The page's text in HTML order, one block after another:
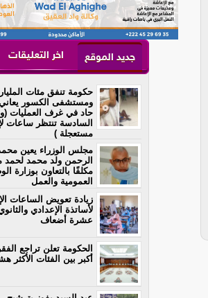
جديد الموقع اخر التعليقات
حكومة تنفق مئات
ومستشفى الكسور
حاد في غرف العمليات
السادسة تنتظر ساعات
مستعجلة )
مجلس الوزراء يعين
الرحمن ولد محمد لحمد
مكلفًا بالتعاون بوزارة
العمومية والعمل
زيادة تعويض الساعات
لأساتذة الإعدادي
عشرة أضعاف
الحكومة تعلن تراجع
أكبر بين الفئات الأكثر